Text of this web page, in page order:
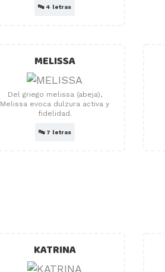
🔤 4 letras
MELISSA
Del griego melissa (abeja),
Melissa evoca dulzura activa y
fidelidad.
🔤 7 letras
KATRINA